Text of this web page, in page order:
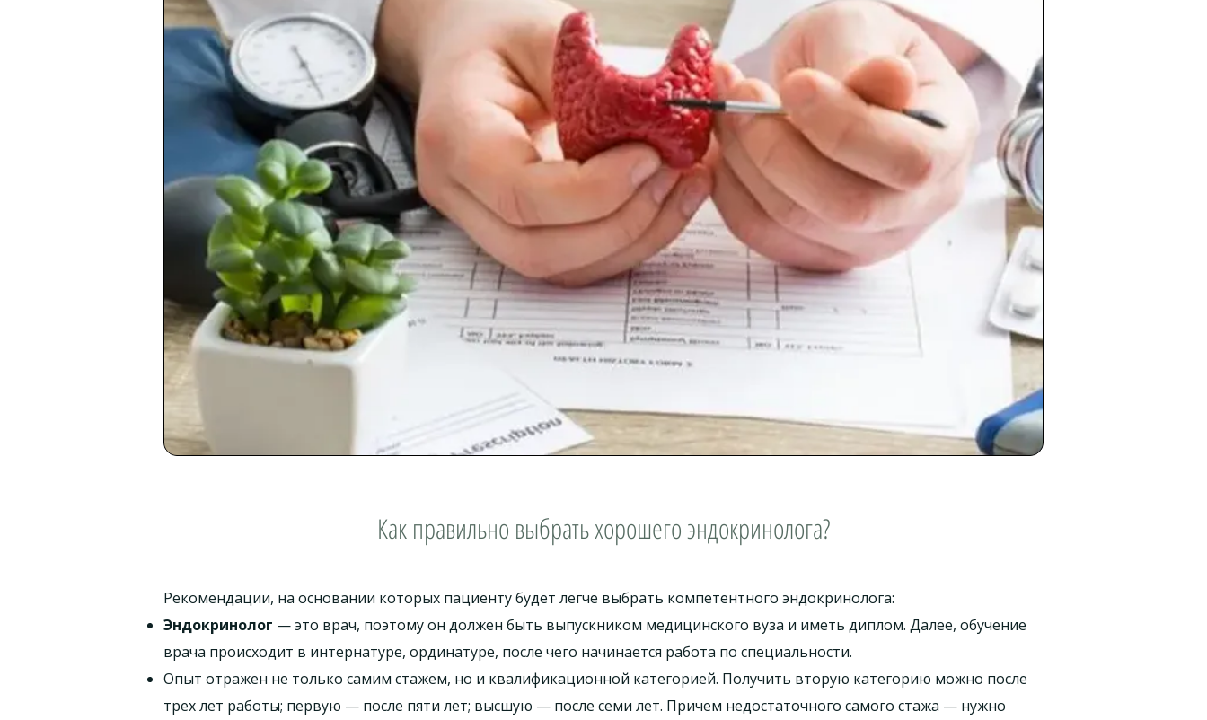
Как правильно выбрать хорошего эндокринолога?
Рекомендации, на основании которых пациенту будет легче выбрать компетентного эндокринолога:
Эндокринолог — это врач, поэтому он должен быть выпускником медицинского вуза и иметь диплом. Далее, обучение
врача происходит в интернатуре, ординатуре, после чего начинается работа по специальности.
Опыт отражен не только самим стажем, но и квалификационной категорией. Получить вторую категорию можно после
трех лет работы; первую — после пяти лет; высшую — после семи лет. Причем недостаточного самого стажа — нужно